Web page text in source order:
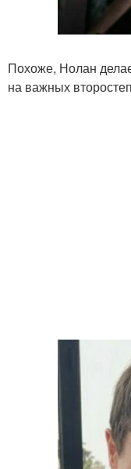
Похоже, Нолан
на важных